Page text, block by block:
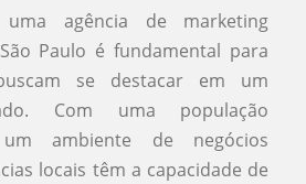
agência de marketing
Paulo é fundamental para
se destacar em um
Com uma população
ambiente de negócios
locais têm a capacidade de